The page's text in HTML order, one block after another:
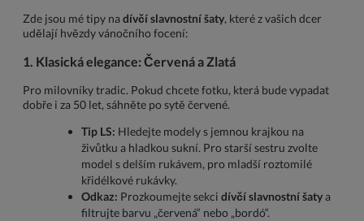
Zde jsou mé tipy nadívčí slavnostní šaty, které z vašich dcer
udělají hvězdy vánočního focení:
1. Klasická elegance: Červená a Zlatá
Pro milovníky tradic. Pokud chcete fotku, která bude vypadat
dobře i za 50 let, sáhněte po sytě červené.
Tip LS: Hledejte modely s jemnou krajkou na
živůtku a hladkou sukní. Pro starší sestru zvolte
model s delším rukávem, pro mladší roztomilé
křidélkové rukávky.
Odkaz: Prozkoumejte sekci dívčí slavnostní šatya
filtrujte barvu „červená“ nebo „bordó“.